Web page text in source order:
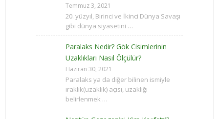
Temmuz 3, 2021
20. yüzyıl, Birinci ve İkinci Dünya Savaşı
gibi dünya siyasetini …
Paralaks Nedir? Gök Cisimlerinin
Uzaklıkları Nasıl Ölçülür?
Haziran 30, 2021
Paralaks ya da diğer bilinen ismiyle
ıraklık(uzaklık) açısı, uzaklığı
belirlenmek …